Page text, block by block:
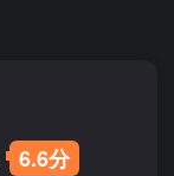
6.6分